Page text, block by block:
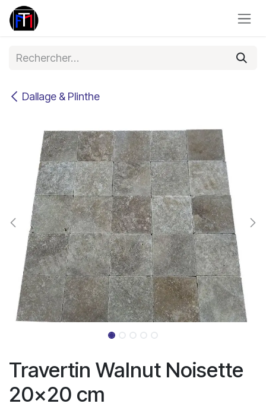
Se rendre au contenu
Dallage & Plinthe
Travertin Walnut Noisette
20x20 cm